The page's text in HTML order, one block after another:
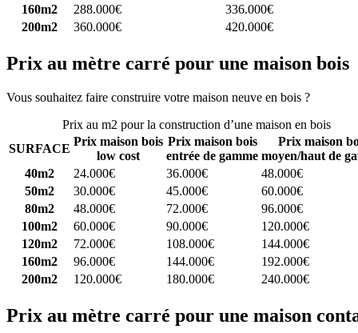
160m2
288.000€ 336.000€
200m2
360.000€ 420.000€
Prix au mètre carré pour une maison bois
Vous souhaitez faire construire votre maison neuve en bois ?
Prix au m2 pour la construction d’une maison en bois
SURFACE
Prix maison bois
low cost
Prix maison bois
entrée de gamme
Prix maison
moyen/haut de
40m2
24.000€ 36.000€
48.000€
50m2
30.000€ 45.000€
60.000€
80m2
48.000€ 72.000€
96.000€
100m2
60.000€ 90.000€
120.000€
120m2
72.000€ 108.000€
144.000€
160m2
96.000€ 144.000€
192.000€
200m2
120.000€ 180.000€ 240.000€
Prix au mètre carré pour une maison